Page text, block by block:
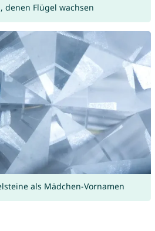
denen Flügel wachsen
als Mädchen-Vornamen